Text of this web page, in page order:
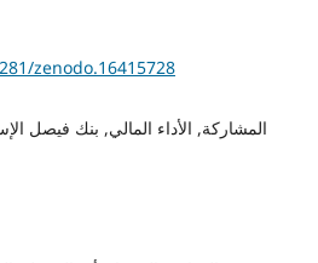
zenodo.16415728
المشاركة, الأداء المالي, بنك فيصل